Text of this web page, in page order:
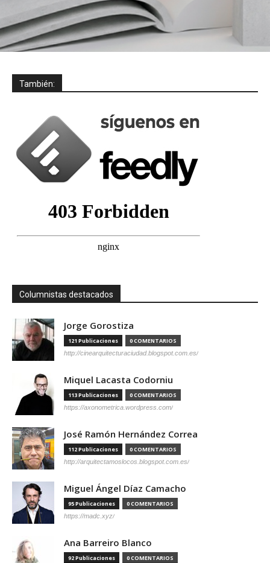
También:
Columnistas destacados
Jorge Gorostiza
121 Publicaciones 0 COMENTARIOS
http://cinearquitecturaciudad.blogspot.com.es/
Miquel Lacasta Codorniu
113 Publicaciones 0 COMENTARIOS
https://axonometrica.wordpress.com/
José Ramón Hernández Correa
112 Publicaciones 0 COMENTARIOS
http://arquitectamoslocos.blogspot.com.es/
Miguel Ángel Díaz Camacho
95 Publicaciones 0 COMENTARIOS
https://madc.xyz/
Ana Barreiro Blanco
92 Publicaciones 0 COMENTARIOS